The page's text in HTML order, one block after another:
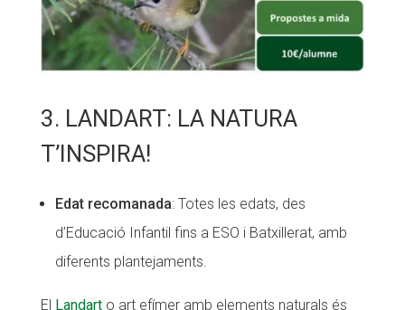
3. LANDART: LA NATURA
T’INSPIRA!
Edat recomanada: Totes les edats, des
d’Educació Infantil fins a ESO i Batxillerat, amb
diferents plantejaments.
El Landarto art efímer amb elements naturals és